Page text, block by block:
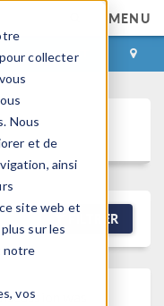
collecter
Nous
et de
ainsi
site web et
sur les
notre
vos
MENU
CONTACT
FILTRER
was